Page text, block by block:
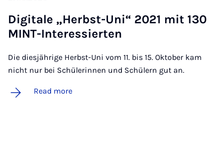
Di­gitale „Herbst-Uni“ 2021 mit 130
MINT-In­teressier­ten
Die diesjährige Herbst-Uni vom 11. bis 15. Oktober kam
nicht nur bei Schülerinnen und Schülern gut an.
Read more